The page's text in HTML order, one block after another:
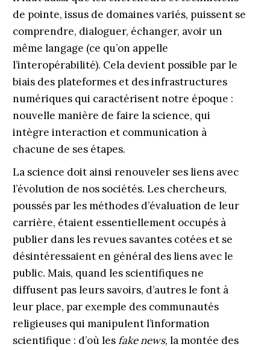
de pointe, issus de domaines variés, puissent se
comprendre, dialoguer, échanger, avoir un
même langage (ce qu’on appelle
l’interopérabilité). Cela devient possible par le
biais des plateformes et des infrastructures
numériques qui caractérisent notre époque :
nouvelle manière de faire la science, qui
intègre interaction et communication à
chacune de ses étapes.
La science doit ainsi renouveler ses liens avec
l’évolution de nos sociétés. Les chercheurs,
poussés par les méthodes d’évaluation de leur
carrière, étaient essentiellement occupés à
publier dans les revues savantes cotées et se
désintéressaient en général des liens avec le
public. Mais, quand les scientifiques ne
diffusent pas leurs savoirs, d’autres le font à
leur place, par exemple des communautés
religieuses qui manipulent l’information
scientifique : d’où les fake news, la montée des